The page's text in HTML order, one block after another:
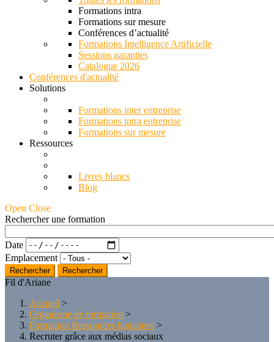
Formations intra
Formations sur mesure
Conférences d’actualité
Formations Intelligence Artificielle
Sessions garanties
Catalogue 2026
Conférences d'actualité
Solutions
Formations inter entreprise
Formations intra entreprise
Formations sur mesure
Ressources
Livres blancs
Blog
Open Close
Rechercher une formation
Date
Emplacement
Rechercher
Fil d'Ariane
Accueil >
Organisme de formation >
Formation Ressources humaines >
Recruter grâce aux médias sociaux